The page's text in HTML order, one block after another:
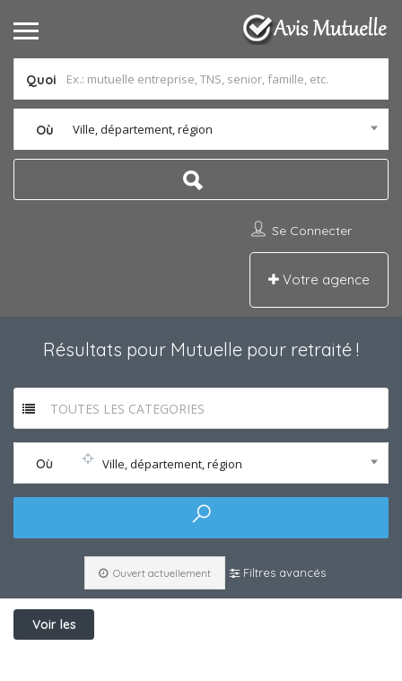
Quoi
Où Ville, département, région
Se Connecter
Votre agence
Résultats pour Mutuelle pour retraité !
TOUTES LES CATEGORIES
Où Ville, département, région
Ouvert actuellement Filtres avancés
Voir les